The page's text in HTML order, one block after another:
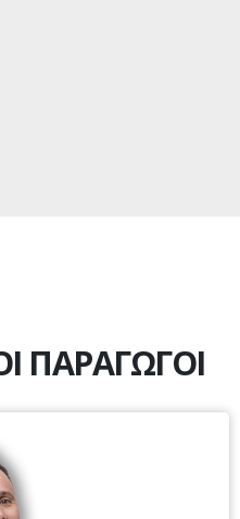
ΠΑΡΑΓΩΓΟΙ